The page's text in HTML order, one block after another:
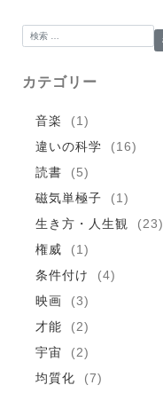
検索:
カテゴリー
音楽
(1)
違いの科学
(16)
読書
(5)
磁気単極子
(1)
生き方・人生観
(23)
権威
(1)
条件付け
(4)
映画
(3)
才能
(2)
宇宙
(2)
均質化
(7)